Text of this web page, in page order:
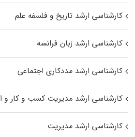
کارشناسی ارشد تاریخ و فلسفه علم
کارشناسی ارشد زبان فرانسه
کارشناسی ارشد مددکاری اجتماعی
کارشناسی ارشد مدیریت کسب و کار و
کارشناسی ارشد مدیریت